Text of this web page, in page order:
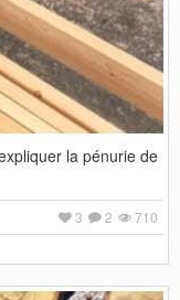
la pénurie de
710
2
3